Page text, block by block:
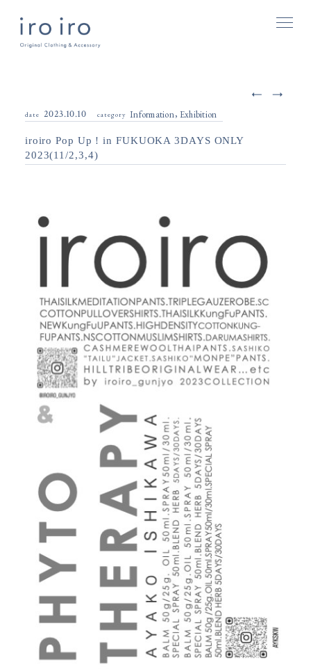
date 2023.10.10 category Information Exhibition
iroiro Pop Up ! in FUKUOKA 3DAYS ONLY
2023(11/2,3,4)